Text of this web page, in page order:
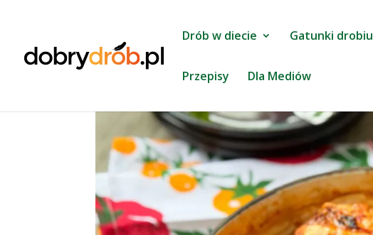
Drób w diecie Gatunki drobiu
Przepisy Dla Mediów